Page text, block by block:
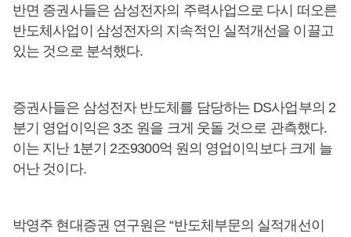
반면 증권사들은 삼성전자의 주력사업으로 다시 떠오른
반도체사업이 삼성전자의 지속적인 실적개선을 이끌고
있는 것으로 분석했다.
증권사들은 삼성전자 반도체를 담당하는 DS사업부의 2
분기 영업이익은 3조 원을 크게 웃돌 것으로 관측했다.
이는 지난 1분기 2조9300억 원의 영업이익보다 크게 늘
어난 것이다.
박영주 현대증권 연구원은 “반도체부문의 실적개선이